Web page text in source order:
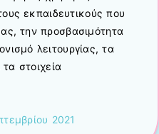
εκπαιδευτικούς που
την προσβασιμότητα
λειτουργίας, τα
στοιχεία
2021